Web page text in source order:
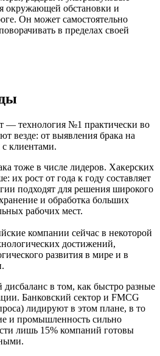
окружающей обстановки и
Он может самостоятельно
в пределах своей
— технология №1 практически во
везде: от выявления брака на
клиентами.
тоже в числе лидеров. Хакерских
их рост от года к году составляет
подходят для решения широкого
и обработка больших
рабочих мест.
компании сейчас в некоторой
достижений,
развития в мире и в
дисбаланс в том, как быстро разные
Банковский сектор и FMCG
лидируют в этом плане, в то
и промышленность сильно
лишь 15% компаний готовы